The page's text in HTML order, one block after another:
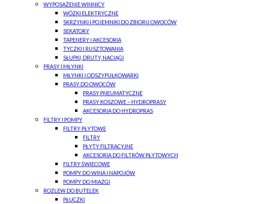
WYPOSAŻENIE WINNICY
WÓZKI ELEKTRYCZNE
SKRZYNKI I POJEMNIKI DO ZBIORU OWOCÓW
SEKATORY
TAPENERY I AKCESORIA
TYCZKI I RUSZTOWANIA
SŁUPKI, DRUTY, NACIĄGI
PRASY I MŁYNKI
MŁYNKI I ODSZYPUŁKOWARKI
PRASY DO OWOCÓW
PRASY PNEUMATYCZNE
PRASY KOSZOWE – HYDROPRASY
AKCESORIA DO HYDROPRAS
FILTRY I POMPY
FILTRY PŁYTOWE
FILTRY
PŁYTY FILTRACYJNE
AKCESORIA DO FILTRÓW PŁYTOWYCH
FILTRY ŚWIECOWE
POMPY DO WINA I NAPOJÓW
POMPY DO MIAZGI
ROZLEW DO BUTELEK
PŁUCZKI